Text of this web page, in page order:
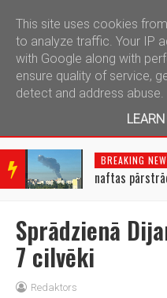
BRE
AKIN
NEW
BREAKING
naftas
Sprādzienā
7 cilvēki
Redaktors
This site uses cookies
to analyze traffic. Your IP
with Google along with
ensure quality of service,
detect and address abuse.